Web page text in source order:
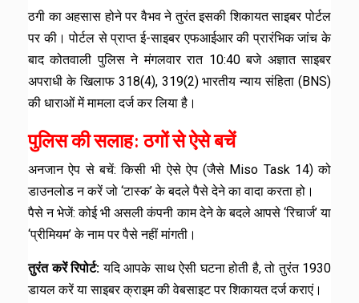
ठगी का अहसास होने पर वैभव ने तुरंत इसकी शिकायत साइबर पोर्टल
पर की। पोर्टल से प्राप्त ई-साइबर एफआईआर की प्रारंभिक जांच के
बाद कोतवाली पुलिस ने मंगलवार रात 10:40 बजे अज्ञात साइबर
अपराधी के ​खिलाफ 318(4), 319(2) भारतीय न्याय संहिता (BNS)
की धाराओं में मामला दर्ज कर लिया है।
पुलिस की सलाह: ठगों से ऐसे बचें
अनजान ऐप से बचें: किसी भी ऐसे ऐप (जैसे Miso Task 14) को
डाउनलोड न करें जो ‘टास्क’ के बदले पैसे देने का वादा करता हो।
पैसे न भेजें: कोई भी असली कंपनी काम देने के बदले आपसे ‘रिचार्ज’ या
‘प्रीमियम’ के नाम पर पैसे नहीं मांगती।
तुरंत करें रिपोर्ट: यदि आपके साथ ऐसी घटना होती है, तो तुरंत 1930
डायल करें या साइबर क्राइम की वेबसाइट पर शिकायत दर्ज कराएं।